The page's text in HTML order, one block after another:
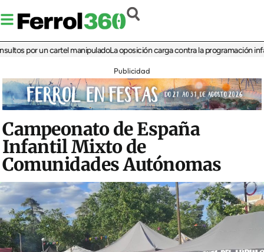
por un cartel manipuladoLa oposición carga contra la programación infantil
Publicidad
Campeonato de España
Infantil Mixto de
Comunidades Autónomas